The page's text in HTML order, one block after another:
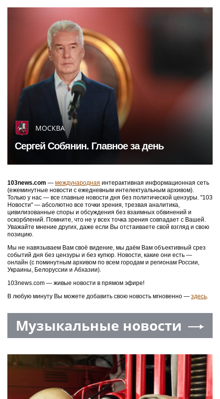
МОСКВА
Сергей Собянин. Главное за день
103news.com — международная интерактивная информационная сеть
(ежеминутные новости с ежедневным интелектуальным архивом).
Только у нас — все главные новости дня без политической цензуры. "103
Новости" — абсолютно все точки зрения, трезвая аналитика,
цивилизованные споры и обсуждения без взаимных обвинений и
оскорблений. Помните, что не у всех точка зрения совпадает с Вашей.
Уважайте мнение других, даже если Вы отстаиваете свой взгляд и свою
позицию.
Мы не навязываем Вам своё видение, мы даём Вам объективный срез
событий дня без цензуры и без купюр. Новости, какие они есть —
онлайн (с поминутным архивом по всем городам и регионам России,
Украины, Белоруссии и Абхазии).
103news.com — живые новости в прямом эфире!
В любую минуту Вы можете добавить свою новость мгновенно — здесь.
Музыкальные новости